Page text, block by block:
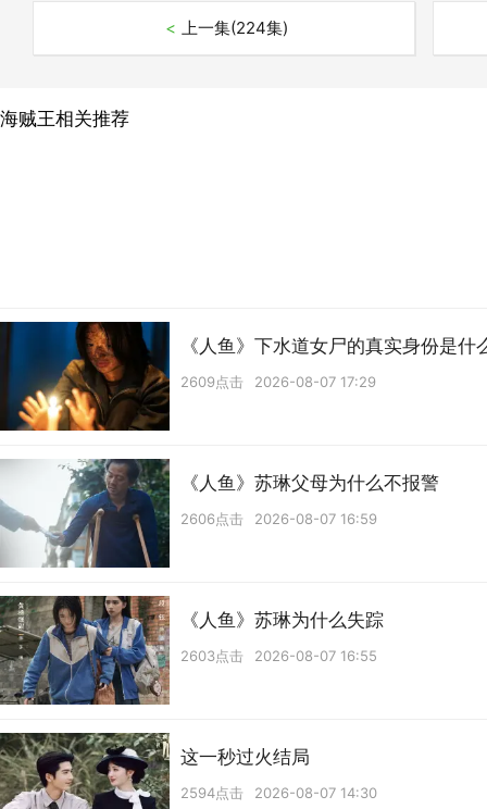
< 上一集(224集)
海贼王相关推荐
《人鱼》下水道女尸的真实身份是什
2609点击 2026-08-07 17:29
《人鱼》苏琳父母为什么不报警
2606点击 2026-08-07 16:59
《人鱼》苏琳为什么失踪
2603点击 2026-08-07 16:55
这一秒过火结局
2594点击 2026-08-07 14:30